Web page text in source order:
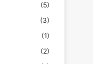
(5)
(3)
(1)
(2)